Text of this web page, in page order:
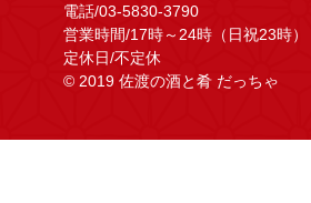
電話/03-5830-3790
営業時間/17時～24時（日祝23時）
定休日/不定休
© 2019 佐渡の酒と肴 だっちゃ